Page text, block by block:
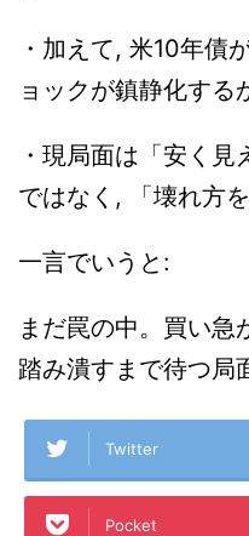
・加えて, 米10年債
ョックが鎮静化する
・現局面は「安く見
ではなく, 「壊れ方
一言でいうと:
まだ罠の中。買い急
踏み潰すまで待つ局
Twitter
Pocket